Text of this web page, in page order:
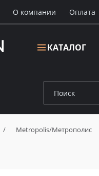
О компании Oплата
КАТАЛОГ
/ Metropolis/Метрополис